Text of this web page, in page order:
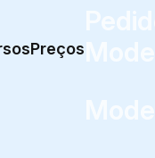
Preços